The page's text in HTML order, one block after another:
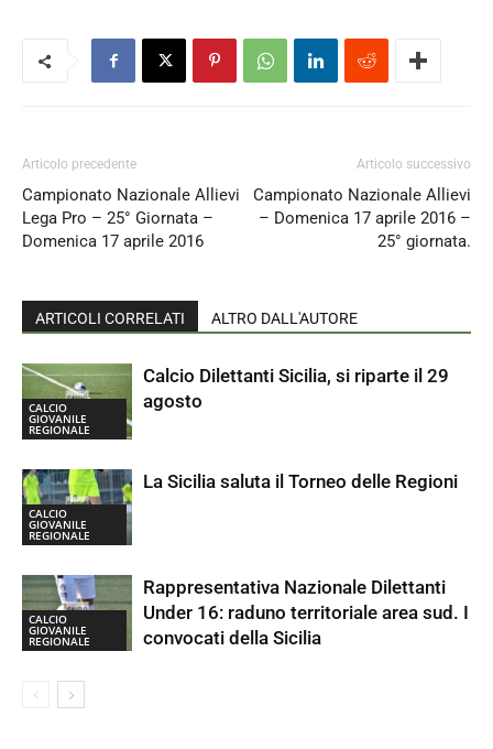
Articolo precedente
Campionato Nazionale Allievi
Lega Pro – 25° Giornata –
Domenica 17 aprile 2016
Articolo successivo
Campionato Nazionale Allievi
– Domenica 17 aprile 2016 –
25° giornata.
ARTICOLI CORRELATI ALTRO DALL'AUTORE
CALCIO
GIOVANILE
REGIONALE
Calcio Dilettanti Sicilia, si riparte il 29
agosto
CALCIO
GIOVANILE
REGIONALE
La Sicilia saluta il Torneo delle Regioni
CALCIO
GIOVANILE
REGIONALE
Rappresentativa Nazionale Dilettanti
Under 16: raduno territoriale area sud. I
convocati della Sicilia